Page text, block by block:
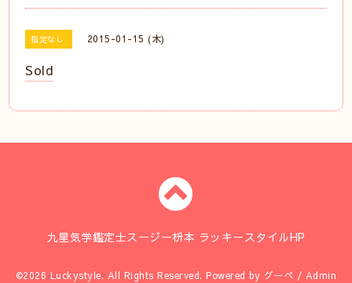
指定なし 2015-01-15 (木)
Sold
九星気学鑑定士スージー枡本 ラッキースタイルHP
©2026 Luckystyle. All Rights Reserved. Powered by グーペ / Admin